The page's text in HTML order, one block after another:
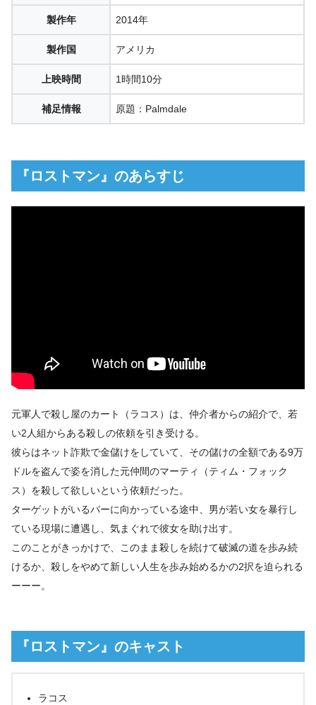
製作年 2014年
製作国 アメリカ
上映時間 1時間10分
補足情報 原題：Palmdale
『ロストマン』のあらすじ
元軍人で殺し屋のカート（ラコス）は、仲介者からの紹介で、若
い2人組からある殺しの依頼を引き受ける。
彼らはネット詐欺で金儲けをしていて、その儲けの全額である9万
ドルを盗んで姿を消した元仲間のマーティ（ティム・フォック
ス）を殺して欲しいという依頼だった。
ターゲットがいるバーに向かっている途中、男が若い女を暴行し
ている現場に遭遇し、気まぐれで彼女を助け出す。
このことがきっかけで、このまま殺しを続けて破滅の道を歩み続
けるか、殺しをやめて新しい人生を歩み始めるかの2択を迫られる
ーーー。
『ロストマン』のキャスト
ラコス